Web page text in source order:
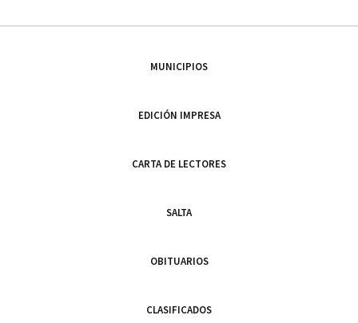
MUNICIPIOS
EDICIÓN IMPRESA
CARTA DE LECTORES
SALTA
OBITUARIOS
CLASIFICADOS